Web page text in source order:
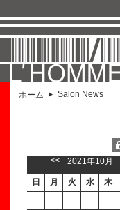
ホーム Salon News
<<
2021年10月
日 月 火 水 木